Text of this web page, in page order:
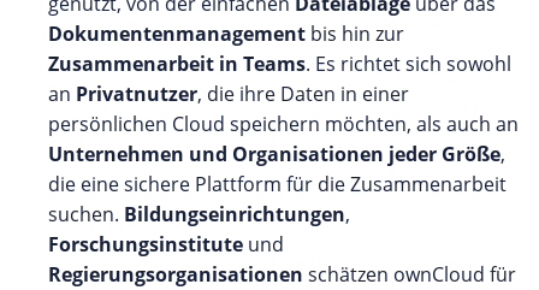
Dokumentenmanagement bis hin zur
Zusammenarbeit in Teams. Es richtet sich sowohl
an Privatnutzer, die ihre Daten in einer
persönlichen Cloud speichern möchten, als auch an
Unternehmen und Organisationen jeder Größe,
die eine sichere Plattform für die Zusammenarbeit
suchen. Bildungseinrichtungen,
Forschungsinstitute und
Regierungsorganisationen schätzen ownCloud für